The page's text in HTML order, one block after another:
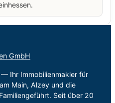
— Ihr Immobilienmakler für
Main, Alzey und die
Seit über 20